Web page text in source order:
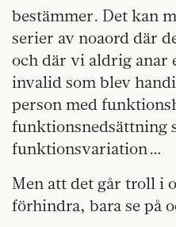
bestämmer. Det kan
serier av noaord där
och där vi aldrig
invalid som blev
person med
funktionsnedsättning
funktionsvariation …
Men att det går troll i
förhindra, bara se på